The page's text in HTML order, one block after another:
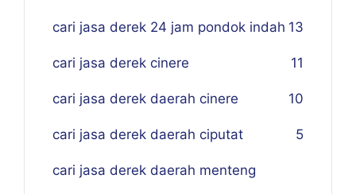
cari jasa derek 24 jam pondok indah 13
cari jasa derek cinere 11
cari jasa derek daerah cinere 10
cari jasa derek daerah ciputat 5
cari jasa derek daerah menteng